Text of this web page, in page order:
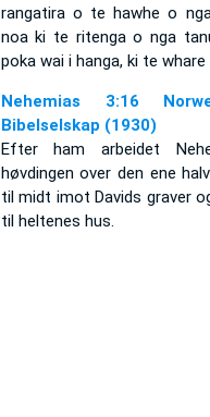
rangatira o te hawhe o
noa ki te ritenga o nga
poka wai i hanga, ki te
Nehemias 3:16
Bibelselskap (1930)
Efter ham arbeidet
høvdingen over den ene
til midt imot Davids graver
til heltenes hus.